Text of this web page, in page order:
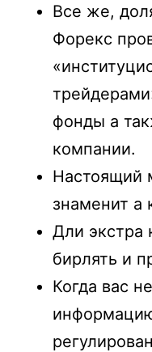
Все же,
Форекс
фонды а
компании.
Настоящий
знаменит а
Дли экстра
бирлять и
Когда вас